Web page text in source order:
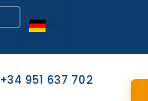
+34 951 637 702